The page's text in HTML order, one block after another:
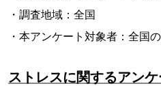
・調査地域：全国
・本アンケート対象者：全国
ストレスに関するアン